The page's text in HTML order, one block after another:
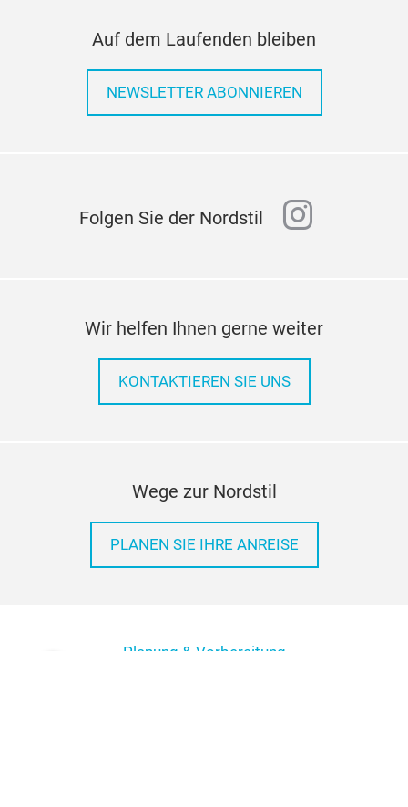
Auf dem Laufenden bleiben
NEWSLETTER ABONNIEREN
Folgen Sie der Nordstil
Wir helfen Ihnen gerne weiter
KONTAKTIEREN SIE UNS
Wege zur Nordstil
PLANEN SIE IHRE ANREISE
Planung & Vorbereitung